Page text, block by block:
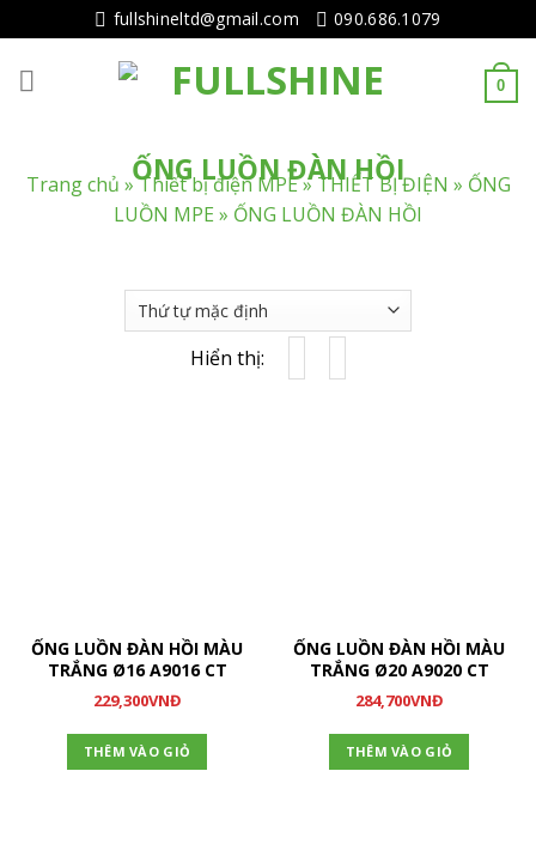
tục
tới
fullshineltd@gmail.com 090.686.1079
0
ỐNG LUỒN ĐÀN HỒI
Trang chủ »Thiết bị điện MPE»THIẾT BỊ ĐIỆN » ỐNG
LUỒN MPE » ỐNG LUỒN ĐÀN HỒI
Hiển thị:
ỐNG LUỒN ĐÀN HỒI MÀU
TRẮNG Ø16 A9016 CT
229,300VNĐ
THÊM VÀO GIỎ
ỐNG LUỒN ĐÀN HỒI MÀU
TRẮNG Ø20 A9020 CT
284,700VNĐ
THÊM VÀO GIỎ